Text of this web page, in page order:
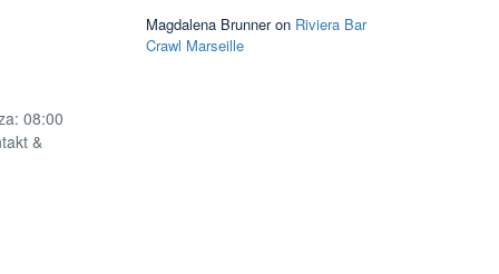
08:00
&
Magdalena Brunneron Riviera Bar
Crawl Marseille